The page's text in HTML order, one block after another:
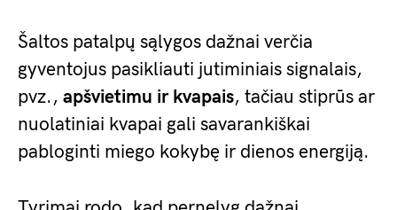
Šaltos patalpų sąlygos dažnai verčia
gyventojus pasikliauti jutiminiais signalais,
pvz., apšvietimu ir kvapais, tačiau stiprūs ar
nuolatiniai kvapai gali savarankiškai
pabloginti miego kokybę ir dienos energiją.